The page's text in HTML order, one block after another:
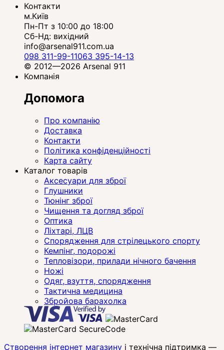
Контакти
м.Київ
Пн-Пт з 10:00 до 18:00
Сб-Нд: вихідний
info@arsenal911.com.ua
098 311-99-11063 395-14-13
© 2012—2026 Arsenal 911
Компанія
Допомога
Про компанію
Доставка
Контакти
Політика конфіденційності
Карта сайту
Каталог товарів
Аксесуари для зброї
Глушники
Тюнінг зброї
Чищення та догляд зброї
Оптика
Ліхтарі, ЛЦВ
Спорядження для стрілецького спорту
Кемпінг, подорожі
Тепловізори, прилади нічного бачення
Ножі
Одяг, взуття, спорядження
Тактична медицина
Збройова барахолка
Створення інтернет магазину і технічна підтримка —